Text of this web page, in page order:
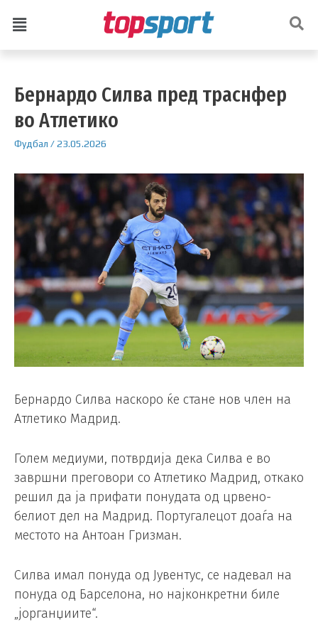
Бернардо Силва пред траснфер
во Атлетико
Фудбал /23.05.2026
Бернардо Силва наскоро ќе стане нов член на
Атлетико Мадрид.
Голем медиуми, потврдија дека Силва е во
завршни преговори со Атлетико Мадрид, откако
решил да ја прифати понудата од црвено-
белиот дел на Мадрид. Португалецот доаѓа на
местото на Антоан Гризман.
Силва имал понуда од Јувентус, се надевал на
понуда од Барселона, но најконкретни биле
„јорганџиите“.